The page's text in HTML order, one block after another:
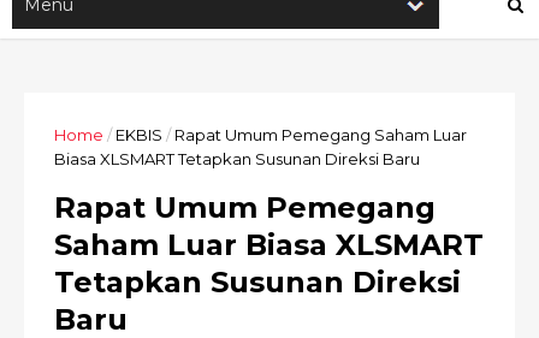
Home / EKBIS / Rapat Umum Pemegang Saham Luar
Biasa XLSMART Tetapkan Susunan Direksi Baru
Rapat Umum Pemegang
Saham Luar Biasa XLSMART
Tetapkan Susunan Direksi
Baru